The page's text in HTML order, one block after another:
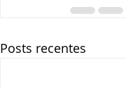
Posts recentes